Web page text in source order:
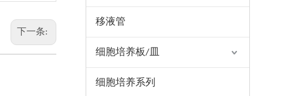
下一条:
移液管
细胞培养板/皿
细胞培养系列